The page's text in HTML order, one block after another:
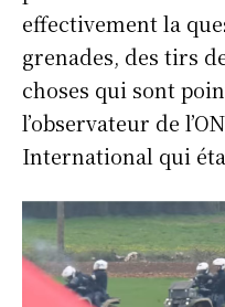
effectivement la
grenades, des tirs
choses qui sont
l’observateur de
International qui